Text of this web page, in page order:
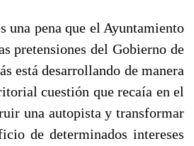
una pena que el Ayuntamiento
pretensiones del Gobierno de
está desarrollando de manera
cuestión que recaía en el
una autopista y transformar
de determinados intereses